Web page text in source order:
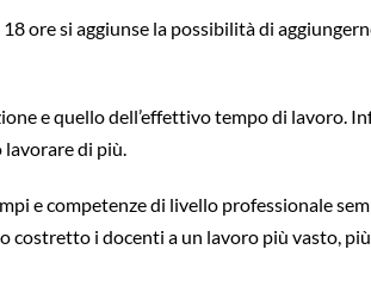
ore si aggiunse la possibilità di
e quello dell’effettivo tempo di lavoro.
lavorare di più.
e competenze di livello professionale
i docenti a un lavoro più vasto,